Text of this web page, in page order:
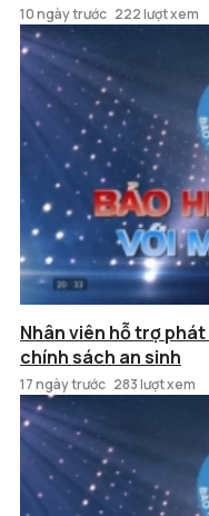
10 ngày trước 222 lượt xem
Nhân viên hỗ trợ
chính sách an sinh
17 ngày trước 283 lượt xem